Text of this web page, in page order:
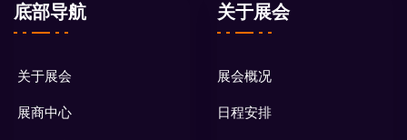
底部导航
关于展会
展商中心
关于展会
展会概况
日程安排